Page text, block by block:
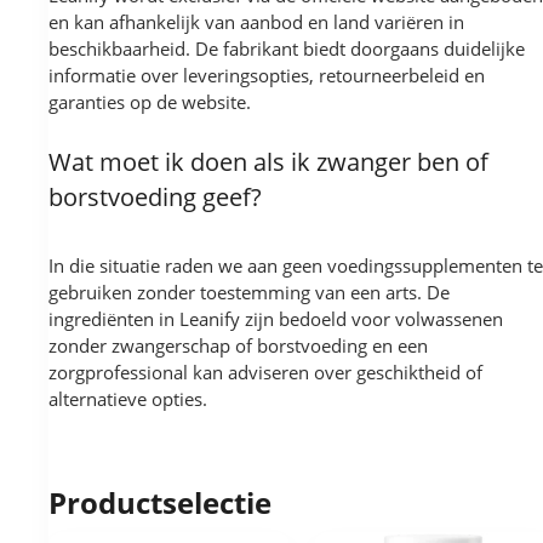
en kan afhankelijk van aanbod en land variëren in
beschikbaarheid. De fabrikant biedt doorgaans duidelijke
informatie over leveringsopties, retourneerbeleid en
garanties op de website.
Wat moet ik doen als ik zwanger ben of
borstvoeding geef?
In die situatie raden we aan geen voedingssupplementen te
gebruiken zonder toestemming van een arts. De
ingrediënten in Leanify zijn bedoeld voor volwassenen
zonder zwangerschap of borstvoeding en een
zorgprofessional kan adviseren over geschiktheid of
alternatieve opties.
Productselectie